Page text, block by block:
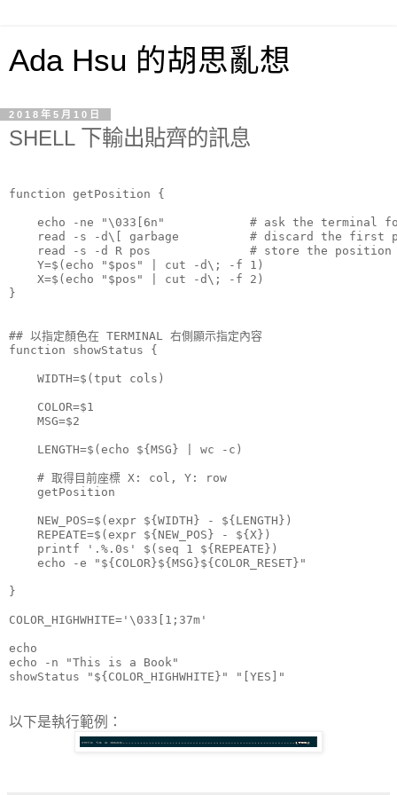
Ada Hsu 的胡思亂想
2018年5月10日
SHELL 下輸出貼齊的訊息
function getPosition {
echo -ne "\033[6n"            # ask the terminal
read -s -d\[ garbage          # discard the first
read -s -d R pos              # store the
    Y=$(echo "$pos" | cut -d\; -f 1)
    X=$(echo "$pos" | cut -d\; -f 2)
}
## 以指定顏色在 TERMINAL 右側顯示指定內容
function showStatus {
    WIDTH=$(tput cols)
    COLOR=$1
    MSG=$2
    LENGTH=$(echo ${MSG} | wc -c)
    # 取得目前座標 X: col, Y: row
    getPosition
    NEW_POS=$(expr ${WIDTH} - ${LENGTH})
    REPEATE=$(expr ${NEW_POS} - ${X})
    printf '.%.0s' $(seq 1 ${REPEATE})
    echo -e "${COLOR}${MSG}${COLOR_RESET}"
}
COLOR_HIGHWHITE='\033[1;37m'
echo
echo -n "This is a Book"
以下是執行範例：